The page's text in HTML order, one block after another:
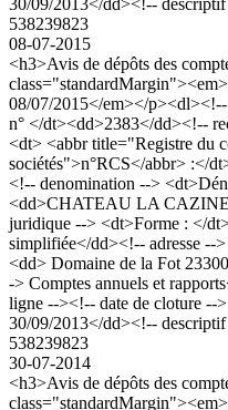
538239823
08-07-2015
<h3>Avis de dépôts des
08/07/2015</em></
n° </dt><dd>2383</dd><!--
<dt> <abbr title="Registre du
sociétés">n°RCS</abbr> :</
<!-- denomination -->
<dd>CHATEAU LA
juridique --> <dt>Forme : </
simplifiée</dd><!-- adresse --
<dd> Domaine de la Fot
-> Comptes annuels et
ligne --><!-- date de cloture --
30/09/2013</dd><!--
538239823
30-07-2014
<h3>Avis de dépôts des